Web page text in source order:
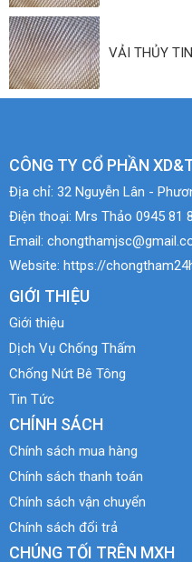
VẢI THỦY
CÔNG TY CỔ PHẦN
Địa chỉ: 32 Nguyễn Lân -
Điện thoại: Mrs Thảo 0945 81
Email:
Website: https://
GIỚI THIỆU
Giới thiệu
Dịch Vụ Chống Thấm
Chống Nứt Bê Tông
Tin Tức
CHÍNH SÁCH
Chính sách mua hàng
Chính sách thanh toán
Chính sách vận chuyển
Chính sách đổi trả
CHÚNG TỐI TRÊN MXH